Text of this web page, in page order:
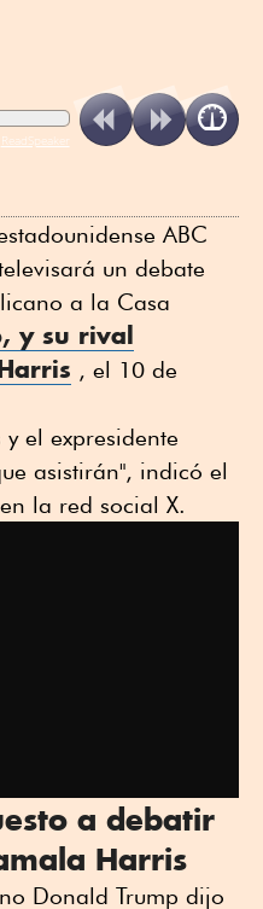
ReadSpeaker
ABC
un debate
a la Casa
y su rival
, el 10 de
el expresidente
asistirán", indicó el
la red social X.
a debatir
Harris
Donald Trump dijo